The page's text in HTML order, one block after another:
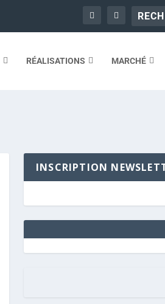
RÉALISATIONS MARCHÉ
INSCRIPTION